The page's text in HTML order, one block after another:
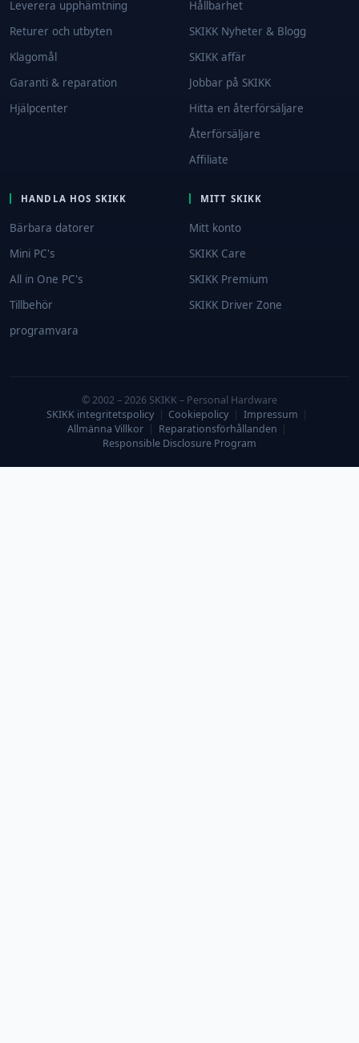
Leverera upphämtning
Returer och utbyten
Klagomål
Garanti & reparation
Hjälpcenter
Hållbarhet
SKIKK Nyheter & Blogg
SKIKK affär
Jobbar på SKIKK
Hitta en återförsäljare
Återförsäljare
Affiliate
HANDLA HOS SKIKK
Bärbara datorer
Mini PC's
All in One PC's
Tillbehör
programvara
MITT SKIKK
Mitt konto
SKIKK Care
SKIKK Premium
SKIKK Driver Zone
© 2002 – 2026 SKIKK – Personal Hardware
SKIKK integritetspolicy
Cookiepolicy Impressum
Allmänna Villkor
Reparationsförhållanden
Responsible Disclosure Program